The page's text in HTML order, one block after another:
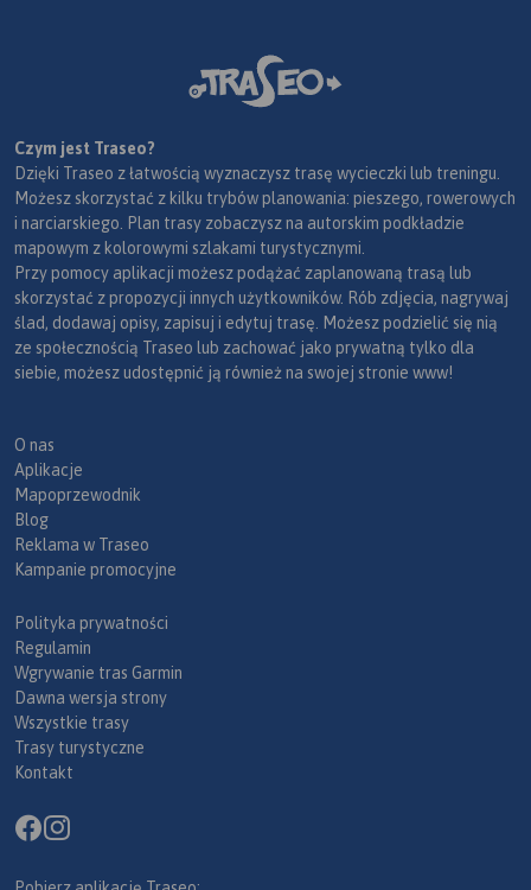
Czym jest Traseo?
Dzięki Traseo z łatwością wyznaczysz trasę wycieczki lub treningu.
Możesz skorzystać z kilku trybów planowania: pieszego, rowerowych
i narciarskiego. Plan trasy zobaczysz na autorskim podkładzie
mapowym z kolorowymi szlakami turystycznymi.
Przy pomocy aplikacji możesz podążać zaplanowaną trasą lub
skorzystać z propozycji innych użytkowników. Rób zdjęcia, nagrywaj
ślad, dodawaj opisy, zapisuj i edytuj trasę. Możesz podzielić się nią
ze społecznością Traseo lub zachować jako prywatną tylko dla
siebie, możesz udostępnić ją również na swojej stronie www!
O nas
Aplikacje
Mapoprzewodnik
Blog
Reklama w Traseo
Kampanie promocyjne
Polityka prywatności
Regulamin
Wgrywanie tras Garmin
Dawna wersja strony
Wszystkie trasy
Trasy turystyczne
Kontakt